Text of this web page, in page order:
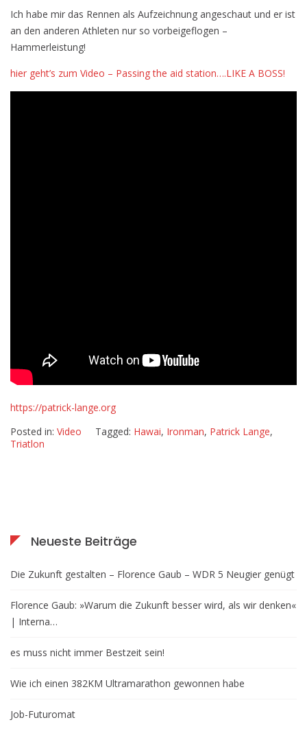
Ich habe mir das Rennen als Aufzeichnung angeschaut und er ist
an den anderen Athleten nur so vorbeigeflogen –
Hammerleistung!
hier geht’s zum Video – Passing the aid station….LIKE A BOSS!
https://patrick-lange.org
Posted in: Video Tagged: Hawai, Ironman, Patrick Lange,
Triatlon
Neueste Beiträge
Die Zukunft gestalten – Florence Gaub – WDR 5 Neugier genügt
Florence Gaub: »Warum die Zukunft besser wird, als wir denken«
| Interna…
es muss nicht immer Bestzeit sein!
Wie ich einen 382KM Ultramarathon gewonnen habe
Job-Futuromat